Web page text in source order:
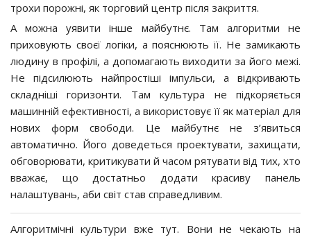
трохи порожні, як торговий центр після закриття.
А можна уявити інше майбутнє. Там алгоритми не
приховують своєї логіки, а пояснюють її. Не замикають
людину в профілі, а допомагають виходити за його межі.
Не підсилюють найпростіші імпульси, а відкривають
складніші горизонти. Там культура не підкоряється
машинній ефективності, а використовує її як матеріал для
нових форм свободи. Це майбутнє не з’явиться
автоматично. Його доведеться проектувати, захищати,
обговорювати, критикувати й часом рятувати від тих, хто
вважає, що достатньо додати красиву панель
налаштувань, аби світ став справедливим.
Алгоритмічні культури вже тут. Вони не чекають на